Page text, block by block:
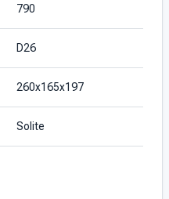
790
D26
260х165х197
Solite